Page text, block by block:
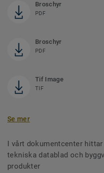
Broschyr
PDF
Broschyr
PDF
Tif Image
TIF
Se mer
I vårt dokumentcenter
tekniska datablad och
produkter